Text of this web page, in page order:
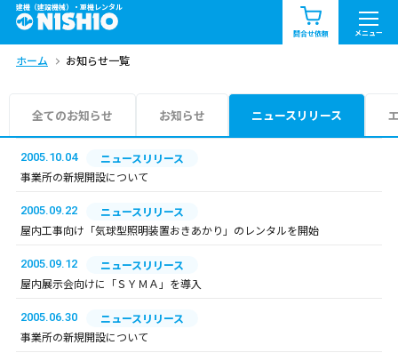
建機（建設機械）・重機レンタル
問合せ依頼 メニュー
商品一覧 お知らせ一覧
問合せ依頼リスト
エリア情報を見る
ホーム お知らせ一覧
全てのお知らせ お知らせ ニュースリリース
2005.10.04
ニュースリリース
事業所の新規開設について
2005.09.22
ニュースリリース
屋内工事向け「気球型照明装置おきあかり」のレンタルを開始
2005.09.12
ニュースリリース
屋内展示会向けに「ＳＹＭＡ」を導入
2005.06.30
ニュースリリース
事業所の新規開設について